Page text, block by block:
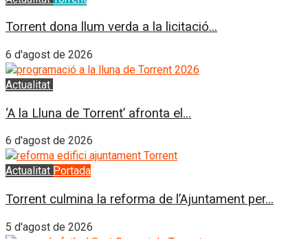
Torrent dona llum verda a la licitació...
6 d'agost de 2026
Actualitat
‘A la Lluna de Torrent’ afronta el...
6 d'agost de 2026
Actualitat Portada
Torrent culmina la reforma de l’Ajuntament per...
5 d'agost de 2026